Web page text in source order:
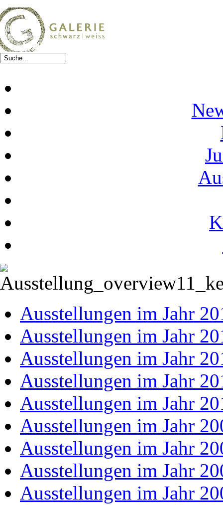
Ausstellungen im Jahr
Ausstellungen im Jahr
Ausstellungen im Jahr
Ausstellungen im Jahr
Ausstellungen im Jahr
Ausstellungen im Jahr
Ausstellungen im Jahr
Ausstellungen im Jahr
Ausstellungen im Jahr